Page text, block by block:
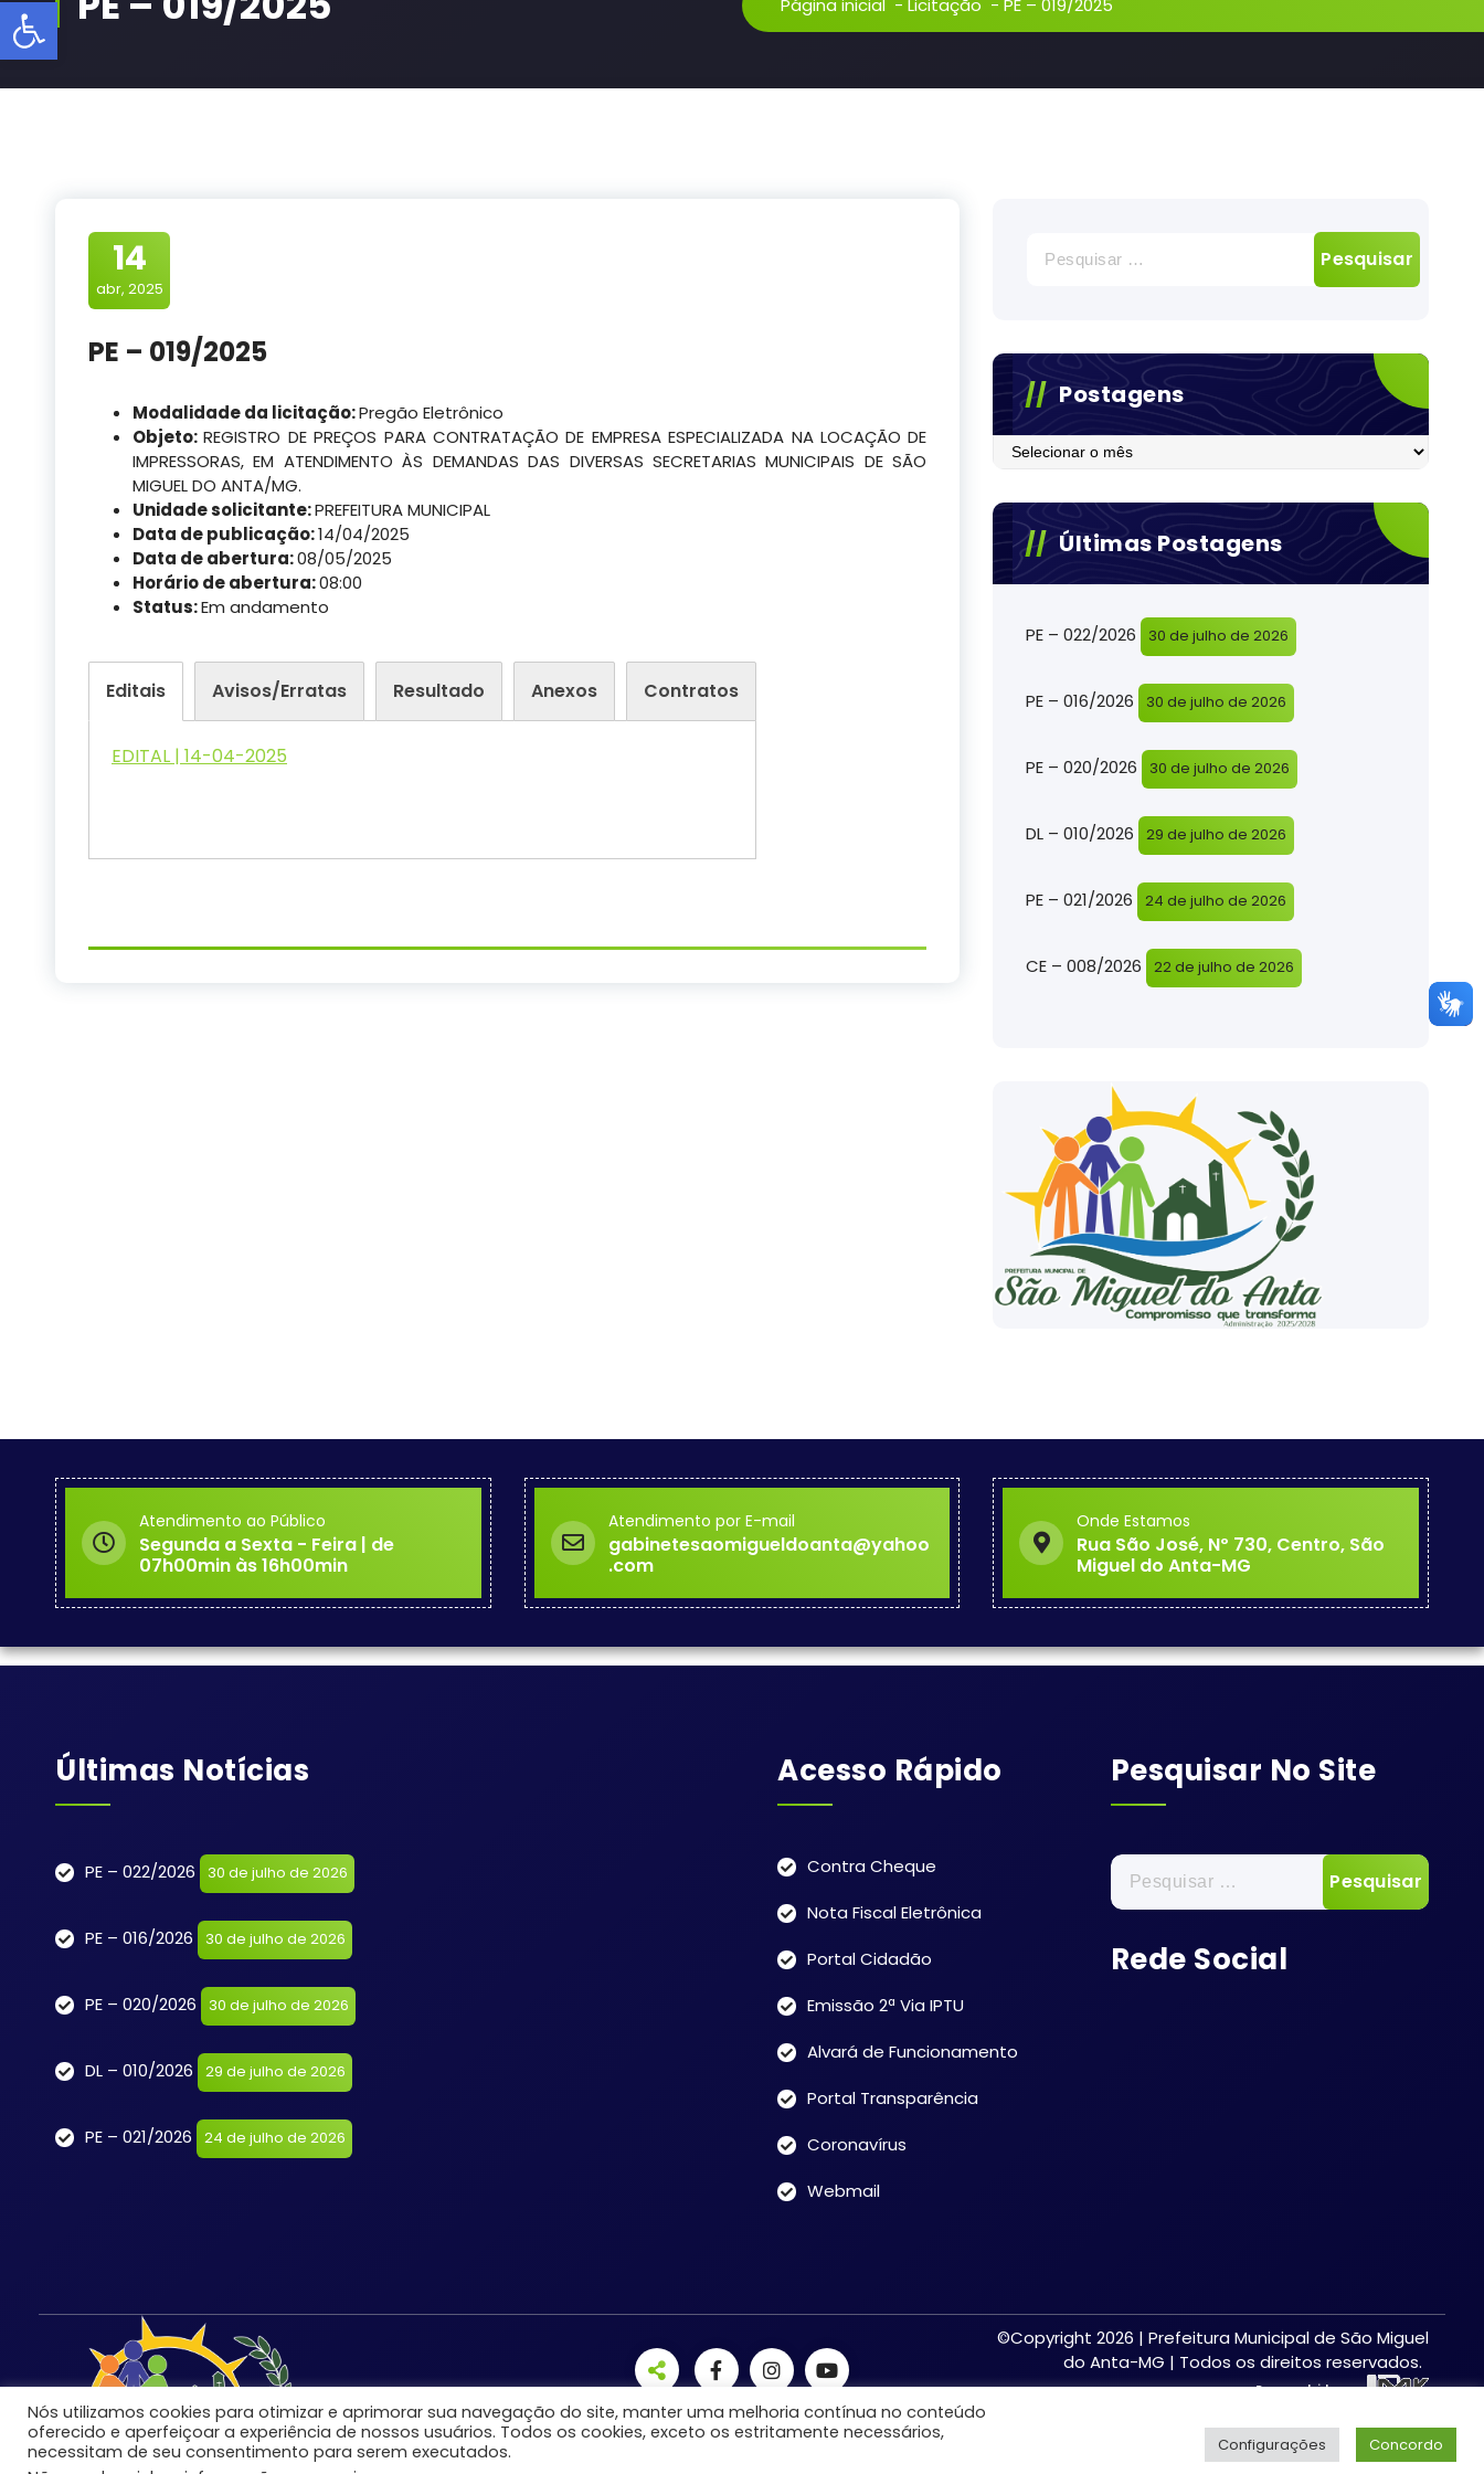
Barra de Ferramentas Aberta Página inicial - Licitação - PE – 019/2025
14
abr, 2025
PE – 019/2025
Modalidade da licitação:Pregão Eletrônico
Objeto:REGISTRO DE PREÇOS PARA CONTRATAÇÃO DE EMPRESA ESPECIALIZADA NA LOCAÇÃO DE
IMPRESSORAS, EM ATENDIMENTO ÀS DEMANDAS DAS DIVERSAS SECRETARIAS MUNICIPAIS DE SÃO
MIGUEL DO ANTA/MG.
Unidade solicitante:PREFEITURA MUNICIPAL
Data de publicação:14/04/2025
Data de abertura:08/05/2025
Horário de abertura:08:00
Status:Em andamento
Editais Avisos/Erratas Resultado Anexos Contratos
EDITAL | 14-04-2025
por:
Postagens
Postagens
Últimas Postagens
PE – 022/2026 30 de julho de 2026
PE – 016/2026 30 de julho de 2026
PE – 020/2026 30 de julho de 2026
DL – 010/2026 29 de julho de 2026
PE – 021/2026 24 de julho de 2026
CE – 008/2026 22 de julho de 2026
Atendimento ao Público
Segunda a Sexta - Feira | de
07h00min às 16h00min
Atendimento por E-mail
gabinetesaomigueldoanta@yahoo
.com
Onde Estamos
Rua São José, Nº 730, Centro, São
Miguel do Anta-MG
Últimas Notícias
PE – 022/2026 30 de julho de 2026
PE – 016/2026 30 de julho de 2026
PE – 020/2026 30 de julho de 2026
DL – 010/2026 29 de julho de 2026
PE – 021/2026 24 de julho de 2026
Acesso Rápido
Contra Cheque
Nota Fiscal Eletrônica
Portal Cidadão
Emissão 2ª Via IPTU
Alvará de Funcionamento
Portal Transparência
Coronavírus
Webmail
Pesquisar No Site
Pesquisar
por:
Rede Social
©Copyright 2026 | Prefeitura Municipal de São Miguel
do Anta-MG | Todos os direitos reservados.
Desenvolvido por:
Nós utilizamos cookies para otimizar e aprimorar sua navegação do site, manter uma melhoria contínua no conteúdo
oferecido e aperfeiçoar a experiência de nossos usuários. Todos os cookies, exceto os estritamente necessários,
necessitam de seu consentimento para serem executados.
Configurações Concordo